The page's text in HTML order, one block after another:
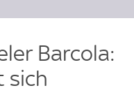
Barcola:
sich